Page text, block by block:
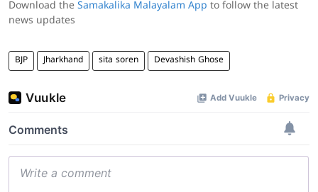
Download the Samakalika Malayalam App to follow the latest
news updates
BJP Jharkhand sita soren Devashish Ghose